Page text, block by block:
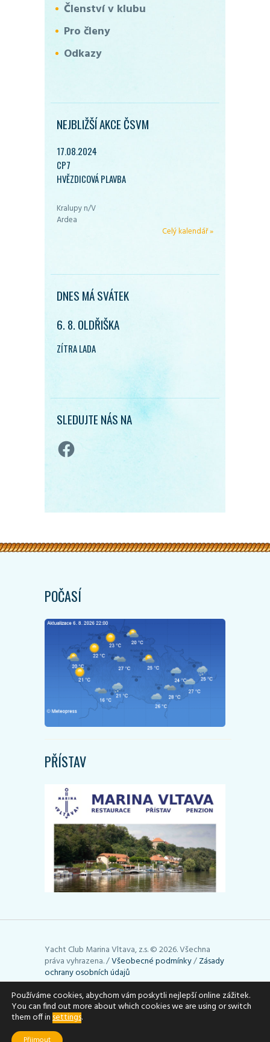
Členství v klubu
Pro členy
Odkazy
NEJBLIŽŠÍ AKCE ČSVM
17.08.2024
CP7
HVĚZDICOVÁ PLAVBA
Kralupy n/V
Ardea
Celý kalendář »
DNES MÁ SVÁTEK
6. 8. OLDŘIŠKA
ZÍTRA LADA
SLEDUJTE NÁS NA
Facebook
POČASÍ
PŘÍSTAV
Yacht Club Marina Vltava, z.s. © 2026. Všechna
práva vyhrazena. /Všeobecné podmínky/Zásady
ochrany osobních údajů
Stránky používají cookies. Využívání cookies lze
upravit podle toho, jak potřebujete (např. je
můžete vymazat). Podrobné informace uvádí
stránky
Používáme cookies, abychom vám poskytli nejlepší online zážitek.
You can find out more about which cookies we are using or switch
them off insettings.